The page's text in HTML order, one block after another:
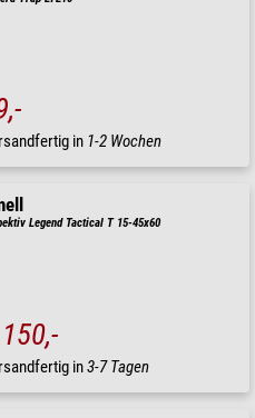
in 1-2 Wochen
Legend Tactical T 15-45x60
in3-7 Tagen